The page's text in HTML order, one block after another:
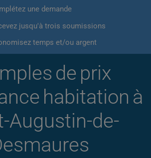
une demande
jusqu'à trois soumissions
temps et/ou argent
de prix
habitation à
Augustin-de-